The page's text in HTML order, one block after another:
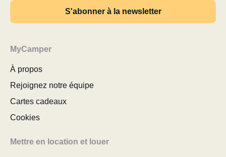
S'abonner à la newsletter
MyCamper
À propos
Rejoignez notre équipe
Cartes cadeaux
Cookies
Mettre en location et louer